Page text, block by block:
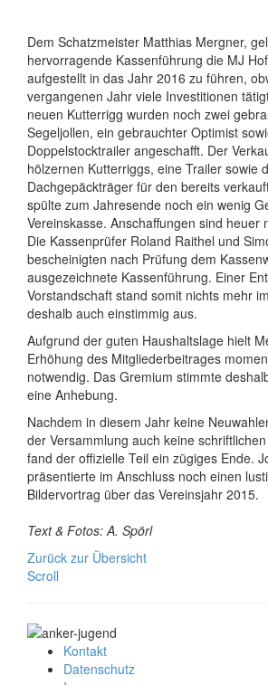
Dem Schatzmeister Matthias Mergner,
hervorragende Kassenführung die MJ
aufgestellt in das Jahr 2016 zu führen,
vergangenen Jahr viele Investitionen
neuen Kutterrigg wurden noch zwei
Segeljollen, ein gebrauchter Optimist
Doppelstocktrailer angeschafft. Der
hölzernen Kutterriggs, eine Trailer sowie
Dachgepäckträger für den bereits
spülte zum Jahresende noch ein wenig
Vereinskasse. Anschaffungen sind heuer
Die Kassenprüfer Roland Raithel und
bescheinigten nach Prüfung dem
ausgezeichnete Kassenführung. Einer
Vorstandschaft stand somit nichts mehr
deshalb auch einstimmig aus.
Aufgrund der guten Haushaltslage hielt
Erhöhung des Mitgliederbeitrages
notwendig. Das Gremium stimmte
eine Anhebung.
Nachdem in diesem Jahr keine
der Versammlung auch keine
fand der offizielle Teil ein zügiges Ende.
präsentierte im Anschluss noch einen
Bildervortrag über das Vereinsjahr 2015.
Text & Fotos: A. Spörl
Zurück zur Übersicht
Scroll
Kontakt
Datenschutz